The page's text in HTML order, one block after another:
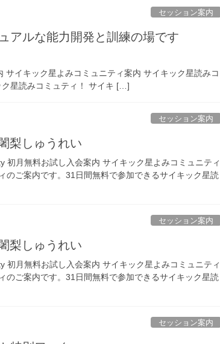
セッション案内
アルな能力開発と訓練の場です
イキック星よみコミュニティ案内 サイキック星読みコ
ク星読みコミュティ！ サイキ […]
セッション案内
梨しゅうれい
初月無料お試し入会案内 サイキック星よみコミュニティ
のご案内です。31日間無料で参加できるサイキック星読
セッション案内
梨しゅうれい
初月無料お試し入会案内 サイキック星よみコミュニティ
のご案内です。31日間無料で参加できるサイキック星読
セッション案内